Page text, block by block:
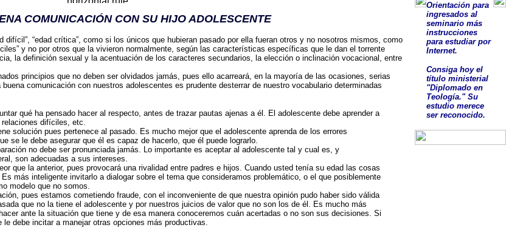
COMUNICACIÓN CON SU HIJO ADOLESCENTE
“edad crítica”, como si los únicos que hubieran pasado por ella fueran otros y no nosotros mismos, como
y no por otros que la vivieron normalmente, según las características específicas que le dan el torrente
la definición sexual y la acentuación de los caracteres secundarios, la elección o inclinación vocacional, entre
principios que no deben ser olvidados jamás, pues ello acarreará, en la mayoría de las ocasiones, serias
comunicación con nuestros adolescentes es prudente desterrar de nuestro vocabulario determinadas
qué ha pensado hacer al respecto, antes de trazar pautas ajenas a él. El adolescente debe aprender a
difíciles, etc.
solución pues pertenece al pasado. Es mucho mejor que el adolescente aprenda de los errores
se le debe asegurar que él es capaz de hacerlo, que él puede lograrlo.
no debe ser pronunciada jamás. Lo importante es aceptar al adolescente tal y cual es, y
son adecuadas a sus intereses.
que la anterior, pues provocará una rivalidad entre padres e hijos. Cuando usted tenía su edad las cosas
más inteligente invitarlo a dialogar sobre el tema que consideramos problemático, o el que posiblemente
modelo que no somos.
pues estamos cometiendo fraude, con el inconveniente de que nuestra opinión pudo haber sido válida
que no la tiene el adolescente y por nuestros juicios de valor que no son los de él. Es mucho más
ante la situación que tiene y de esa manera conoceremos cuán acertadas o no son sus decisiones. Si
debe incitar a manejar otras opciones más productivas.
Orientación para
ingresados al
seminario más
instrucciones
para estudiar por
Internet.
Consiga hoy el
título ministerial
"Diplomado en
Teología."Su
estudio merece
serreconocido.